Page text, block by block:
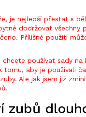
je nejlepší přestat s
dodržovat všechny
Přílišné použití
chcete používat sady
tomu, aby je používali
Ale jak jsem již
zubů